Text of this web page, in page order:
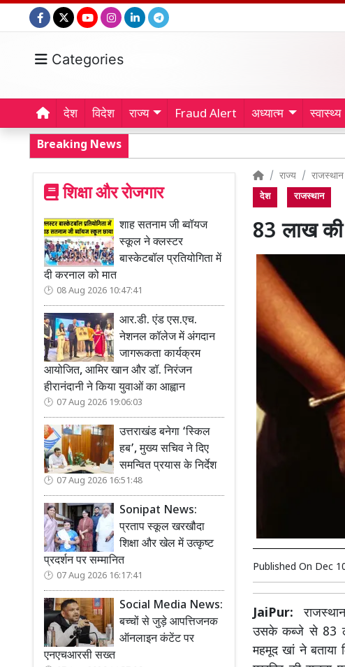
Categories
देश विदेश राज्य Fraud Alert अध्यात्म स्वास्थ्य
Breaking News
शिक्षा और रोजगार
शाह सतनाम जी ब्वॉयज
स्कूल ने क्लस्टर
बास्केटबॉल प्रतियोगिता में
दी करनाल को मात
08 Aug 2026 10:47:41
आर.डी. एंड एस.एच.
नेशनल कॉलेज में अंगदान
जागरूकता कार्यक्रम
आयोजित, आमिर खान और डॉ. निरंजन
हीरानंदानी ने किया युवाओं का आह्वान
07 Aug 2026 19:06:03
उत्तराखंड बनेगा ‘स्किल
हब’, मुख्य सचिव ने दिए
समन्वित प्रयास के निर्देश
07 Aug 2026 16:51:48
Sonipat News:
प्रताप स्कूल खरखौदा
शिक्षा और खेल में उत्कृष्ट
प्रदर्शन पर सम्मानित
07 Aug 2026 16:17:41
Social Media News:
बच्चों से जुड़े आपत्तिजनक
ऑनलाइन कंटेंट पर
एनएचआरसी सख्त
राज्य राजस्थान
देश राजस्थान
83 लाख
Published On Dec
JaiPur:
उसके कब्जे से 83
महमूद खां ने